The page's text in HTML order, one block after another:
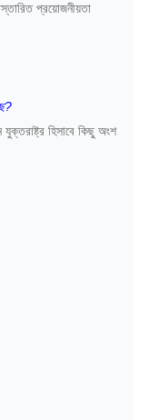
প্রয়োজনীয়তা
যুক্তরাষ্ট্র হিসাবে কিছু অংশ